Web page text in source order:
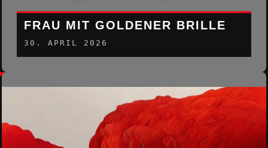
FRAU MIT GOLDENER BRILLE
30. APRIL 2026